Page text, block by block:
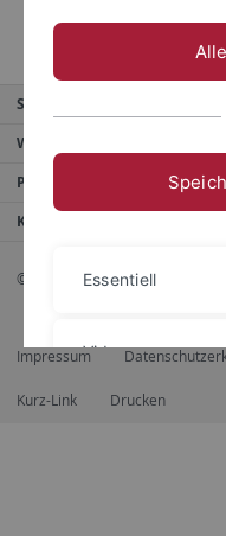
Service
Weitere Angebote
Portale
Kontaktinfo
© 2026 Eberhard Karls
Impressum
Kurz-Link Drucken
Essentiell
Videos